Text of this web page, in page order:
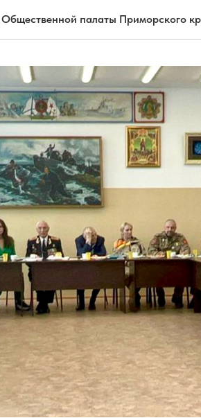
палаты Приморского